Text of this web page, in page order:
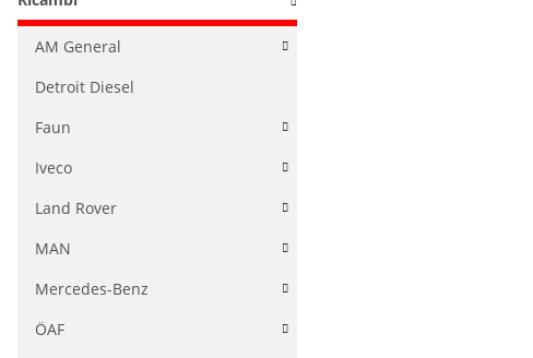
AM General
Detroit Diesel
Faun
Iveco
Land Rover
MAN
Mercedes-Benz
ÖAF